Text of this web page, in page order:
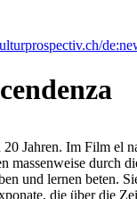
Jahren. Im Film el
massenweise durch
und lernen beten.
die über die